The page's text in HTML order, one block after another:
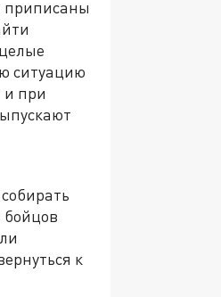
приписаны
ситуацию
и при
к